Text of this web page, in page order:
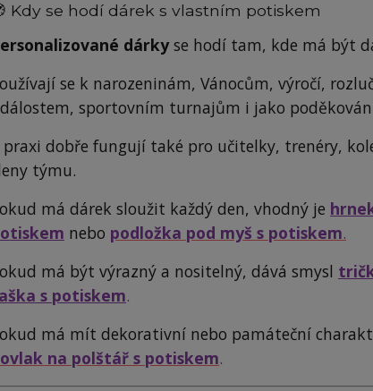
Kdy se hodí dárek s vlastním potiskem
dárkyse hodí tam, kde má být
se k narozeninám, Vánocům, výročí,
sportovním turnajům i jako
praxi dobře fungují také pro učitelky, trenéry,
týmu.
má dárek sloužit každý den, vhodný je
nebo podložka pod myš s potiskem.
má být výrazný a nositelný, dává smysl
s potiskem.
má mít dekorativní nebo památeční
na polštář s potiskem.